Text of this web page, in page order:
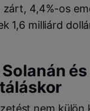
zárt, 4,4%-os
1,6 milliárd